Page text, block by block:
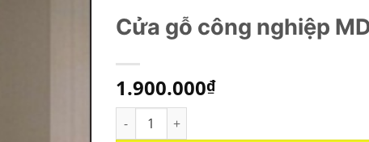
Cửa gỗ công nghiệp
1.900.000₫
Cửa gỗ công nghiệp MDF phủ melamine